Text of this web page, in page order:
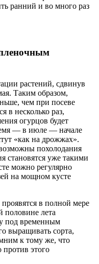
ранний и во много раз
растений, сдвинув
Таким образом,
чем при посеве
в несколько раз,
огурцов будет
— в июле — начале
«как на дрожжах».
похолодания
становятся уже такими
можно регулярно
на мощном кусте
в полной мере
половине лета
под временным
выращивать сорта,
к тому же, что
против этого